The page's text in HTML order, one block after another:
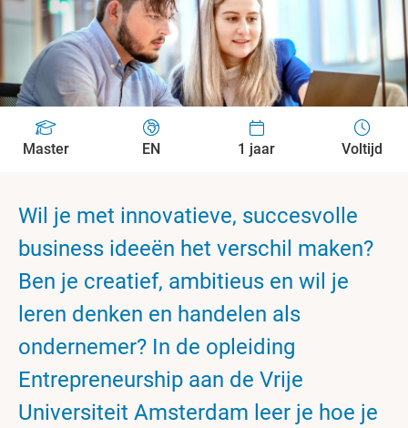
Master EN 1 jaar Voltijd
Wil je met innovatieve, succesvolle
business ideeën het verschil maken?
Ben je creatief, ambitieus en wil je
leren denken en handelen als
ondernemer? In de opleiding
Entrepreneurship aan de Vrije
Universiteit Amsterdam leer je hoe je